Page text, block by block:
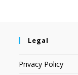
Legal
Privacy Policy